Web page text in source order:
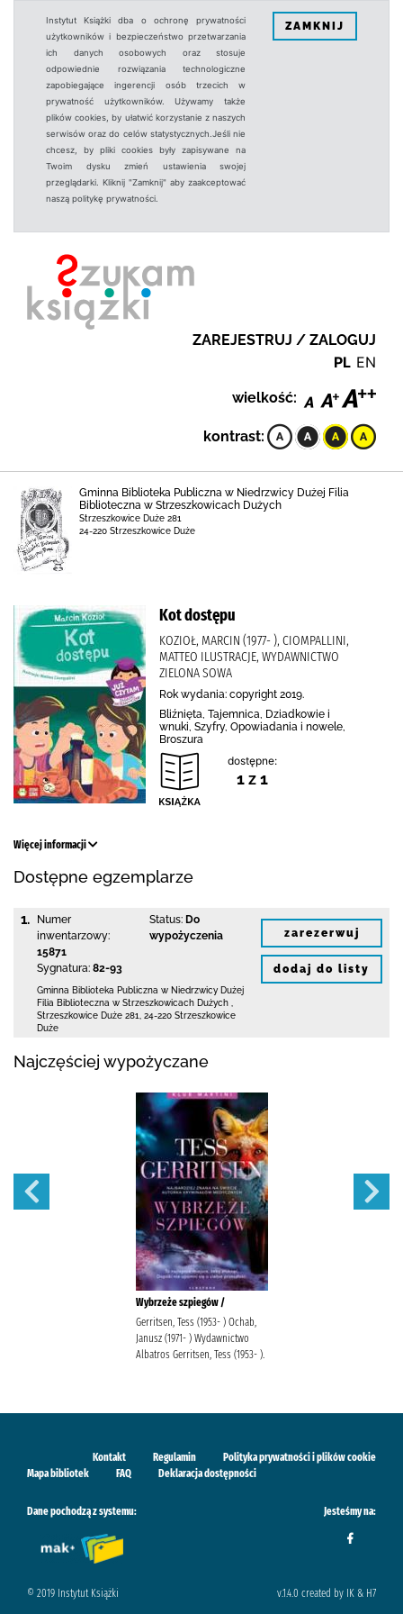
Instytut Książki dba o ochronę prywatności
użytkowników i bezpieczeństwo przetwarzania
ich danych osobowych oraz stosuje
odpowiednie rozwiązania technologiczne
zapobiegające ingerencji osób trzecich w
prywatność użytkowników. Używamy także
plików cookies, by ułatwić korzystanie z naszych
serwisów oraz do celów statystycznych.Jeśli nie
chcesz, by pliki cookies były zapisywane na
Twoim dysku zmień ustawienia swojej
przeglądarki. Kliknij "Zamknij" aby zaakceptować
naszą politykę prywatności.
ZAMKNIJ
ZAREJESTRUJ / ZALOGUJ
PL EN
wielkość:
kontrast:
Gminna Biblioteka Publiczna w Niedrzwicy Dużej Filia
Biblioteczna w Strzeszkowicach Dużych
Strzeszkowice Duże 281
24-220 Strzeszkowice Duże
Kot dostępu
KOZIOŁ, MARCIN (1977- ), CIOMPALLINI,
MATTEO ILUSTRACJE, WYDAWNICTWO
ZIELONA SOWA
Rok wydania: copyright 2019.
Bliźnięta, Tajemnica, Dziadkowie i
wnuki, Szyfry, Opowiadania i nowele,
Broszura
dostępne:
1 z 1
Więcej informacji
Dostępne egzemplarze
1.
Numer
inwentarzowy:
15871
Sygnatura: 82-93
Status: Do
wypożyczenia
Gminna Biblioteka Publiczna w Niedrzwicy Dużej
Filia Biblioteczna w Strzeszkowicach Dużych
Strzeszkowice Duże 281
24-220 Strzeszkowice
Duże
zarezerwuj
dodaj do listy
Najczęściej wypożyczane
Wybrzeże szpiegów /
Gerritsen, Tess (1953- ) Ochab,
Janusz (1971- ) Wydawnictwo
Albatros Gerritsen, Tess (1953- ).
Kontakt Regulamin
Polityka prywatności i plików cookie
Mapa bibliotek
FAQ Deklaracja dostępności
Dane pochodzą z systemu: Jesteśmy na:
© 2019 Instytut Książki v.1.4.0 created by IK & H7